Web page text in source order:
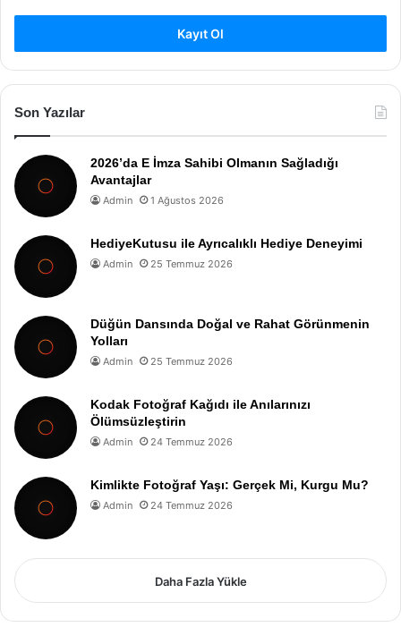
Kayıt Ol
Son Yazılar
2026’da E İmza Sahibi Olmanın Sağladığı
Avantajlar
Admin 1 Ağustos 2026
HediyeKutusu ile Ayrıcalıklı Hediye Deneyimi
Admin 25 Temmuz 2026
Düğün Dansında Doğal ve Rahat Görünmenin
Yolları
Admin 25 Temmuz 2026
Kodak Fotoğraf Kağıdı ile Anılarınızı
Ölümsüzleştirin
Admin 24 Temmuz 2026
Kimlikte Fotoğraf Yaşı: Gerçek Mi, Kurgu Mu?
Admin 24 Temmuz 2026
Daha Fazla Yükle